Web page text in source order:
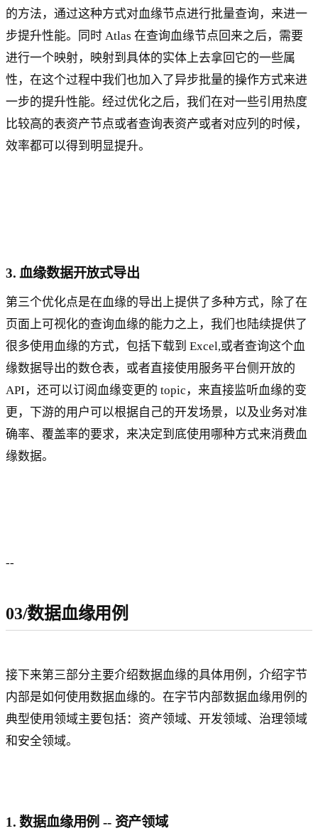
的方法，通过这种方式对血缘节点进行批量查询，来进一
步提升性能。同时 Atlas 在查询血缘节点回来之后，需要
进行一个映射，映射到具体的实体上去拿回它的一些属
性，在这个过程中我们也加入了异步批量的操作方式来进
一步的提升性能。经过优化之后，我们在对一些引用热度
比较高的表资产节点或者查询表资产或者对应列的时候，
效率都可以得到明显提升。
3. 血缘数据开放式导出
第三个优化点是在血缘的导出上提供了多种方式，除了在
页面上可视化的查询血缘的能力之上，我们也陆续提供了
很多使用血缘的方式，包括下载到 Excel,或者查询这个血
缘数据导出的数仓表，或者直接使用服务平台侧开放的
API，还可以订阅血缘变更的 topic，来直接监听血缘的变
更，下游的用户可以根据自己的开发场景，以及业务对准
确率、覆盖率的要求，来决定到底使用哪种方式来消费血
缘数据。
--
03/数据血缘用例
接下来第三部分主要介绍数据血缘的具体用例，介绍字节
内部是如何使用数据血缘的。在字节内部数据血缘用例的
典型使用领域主要包括：资产领域、开发领域、治理领域
和安全领域。
1. 数据血缘用例 -- 资产领域